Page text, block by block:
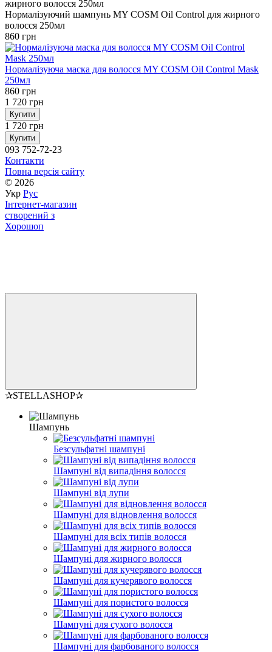
Нормалізуючий шампунь MY COSM Oil Control для жирного
волосся 250мл
860 грн
Нормалізуюча маска для волосся MY COSM Oil Control Mask
250мл
860 грн
1 720 грн
Купити
1 720 грн
Купити
093 752-72-23
Контакти
Повна версія сайту
© 2026
Укр Рус
Інтернет-магазин
створений з
Хорошоп
✰STELLASHOP✰
Шампунь
Безсульфатні шампуні
Шампуні від випадіння волосся
Шампуні від лупи
Шампуні для відновлення волосся
Шампуні для всіх типів волосся
Шампуні для жирного волосся
Шампуні для кучерявого волосся
Шампуні для пористого волосся
Шампуні для сухого волосся
Шампуні для фарбованого волосся